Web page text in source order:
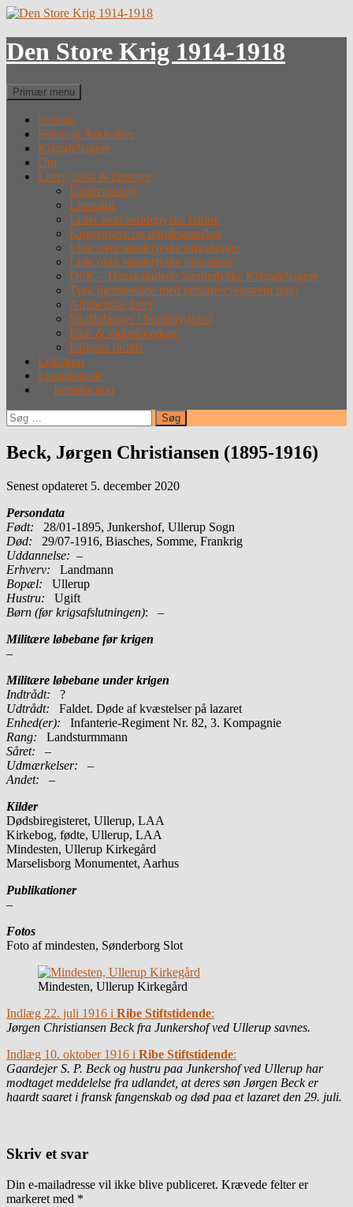
Hop
indhold
Den Store Krig 1914-1918
Søg
Primær menu
Forside
Fotos og Arkivalier
Krigsdeltagere
Om
Lister, links & litteratur
Undervisning
Litteratur
Lister over sønderjyske faldne
Krigergrave og mindesmærker
Liste over sønderjyske krigsfanger
Liste over sønderjyske desertører
DSK – Dansksindede Sønderjyske Krigsdeltagere
Tysk hjemmeside med tabslister (eksternt link)
Alfabetiske lister
Straffefanger i Sønderjylland
Film & videoforedrag
Krigens forløb
Leksikon
Lokalhistorie
Introduction
Søg
efter:
Beck, Jørgen Christiansen (1895-1916)
Senest opdateret 5. december 2020
Persondata
Født: 28/01-1895, Junkershof, Ullerup Sogn
Død: 29/07-1916, Biasches, Somme, Frankrig
Uddannelse: –
Erhverv: Landmann
Bopæl: Ullerup
Hustru: Ugift
Børn (før krigsafslutningen): –
Militære løbebane før krigen
–
Militære løbebane under krigen
Indtrådt: ?
Udtrådt: Faldet. Døde af kvæstelser på lazaret
Enhed(er):
Infanterie-Regiment Nr. 82, 3. Kompagnie
Rang:
Landsturmmann
Såret: –
Udmærkelser: –
Andet: –
Kilder
Dødsbiregisteret, Ullerup, LAA
Kirkebog, fødte, Ullerup, LAA
Mindesten, Ullerup Kirkegård
Marselisborg Monumentet, Aarhus
Publikationer
–
Fotos
Foto af mindesten, Sønderborg Slot
Mindesten, Ullerup Kirkegård
Indlæg 22. juli 1916 i Ribe Stiftstidende:
Jørgen Christiansen Beck fra Junkershof ved Ullerup savnes.
Indlæg 10. oktober 1916 i Ribe Stiftstidende:
Gaardejer S. P. Beck og hustru paa Junkershof ved Ullerup har
modtaget meddelelse fra udlandet, at deres søn Jørgen Beck er
haardt saaret i fransk fangenskab og død paa et lazaret den 29. juli.
Skriv et svar
Din e-mailadresse vil ikke blive publiceret. Krævede felter er
markeret med *